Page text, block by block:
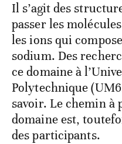
Il s’agit des
passer les
les ions qui
sodium. Des
ce domaine à
Polytechnique
savoir. Le chemin à
domaine est,
des participants.